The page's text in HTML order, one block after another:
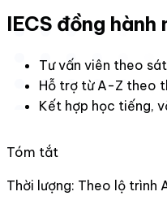
IECS đồng hành
Tư vấn viên theo sát
Hỗ trợ từ A-Z theo
Kết hợp học tiếng,
Tóm tắt
Thời lượng: Theo lộ trình